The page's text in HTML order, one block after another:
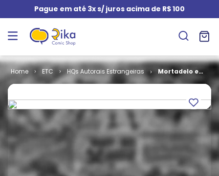
Pague em até 3x s/ juros acima de R$ 100
ETC HQs Autorais Estrangeiras
Mortadelo e
Salaminho -